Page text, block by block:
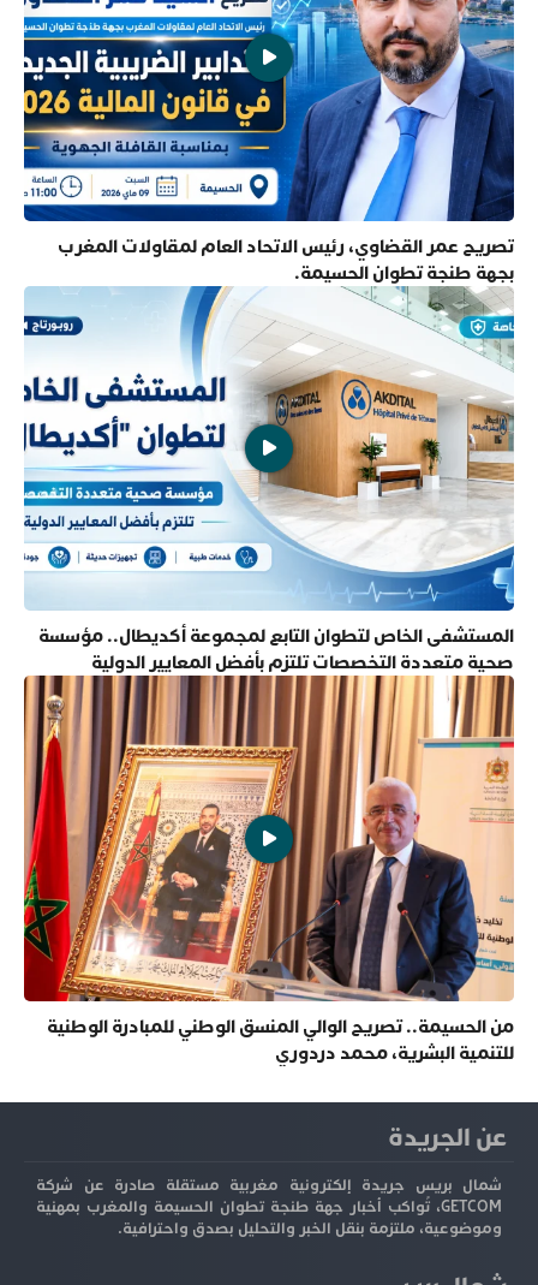
تصريح عمر القضاوي، رئيس الاتحاد العام لمقاولات المغرب
بجهة طنجة تطوان الحسيمة.
المستشفى الخاص لتطوان التابع لمجموعة أكديطال.. مؤسسة
صحية متعددة التخصصات تلتزم بأفضل المعايير الدولية
من الحسيمة.. تصريح الوالي المنسق الوطني للمبادرة الوطنية
للتنمية البشرية، محمد دردوري
عن الجريدة
شمال بريس جريدة إلكترونية مغربية مستقلة صادرة عن شركة
GETCOM، تُواكب أخبار جهة طنجة تطوان الحسيمة والمغرب بمهنية
وموضوعية، ملتزمة بنقل الخبر والتحليل بصدق واحترافية.